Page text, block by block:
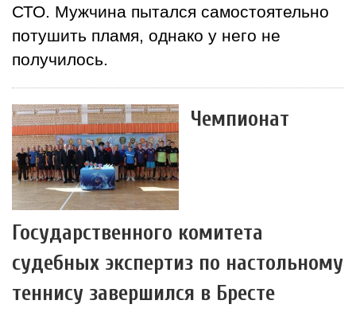
СТО. Мужчина пытался самостоятельно
потушить пламя, однако у него не
получилось.
Чемпионат
Государственного комитета
судебных экспертиз по настольному
теннису завершился в Бресте